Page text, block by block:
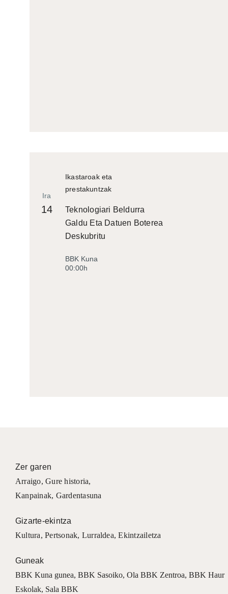
Ikastaroak eta
prestakuntzak
Ira
14
Teknologiari Beldurra
Galdu Eta Datuen Boterea
Deskubritu
BBK Kuna
00:00h
Zer garen
Arraigo,Gure historia,
Kanpainak, Gardentasuna
Gizarte-ekintza
Kultura,Pertsonak, Lurraldea,Ekintzailetza
Guneak
BBK Kuna gunea, BBK Sasoiko, Ola BBK Zentroa, BBK Haur
Eskolak, Sala BBK